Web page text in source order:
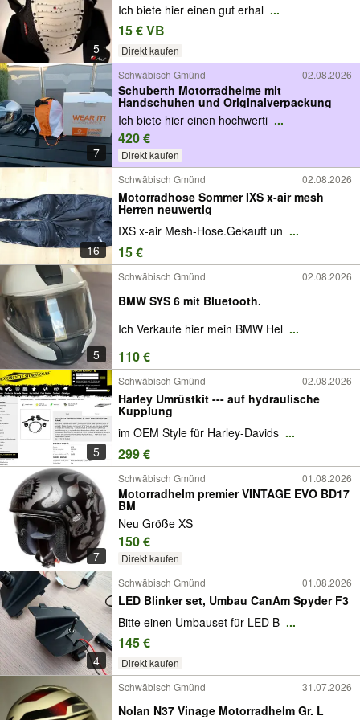
5
Ich biete hier einen gut erhal ...
15 € VB
Direkt kaufen
7
Schwäbisch Gmünd 02.08.2026
Schuberth Motorradhelme mit
Handschuhen und Originalverpackung
Ich biete hier einen hochwerti ...
420 €
Direkt kaufen
16
Schwäbisch Gmünd 02.08.2026
Motorradhose Sommer IXS x-air mesh
Herren neuwertig
IXS x-air Mesh-Hose.Gekauft un ...
15 €
5
Schwäbisch Gmünd 02.08.2026
BMW SYS 6 mit Bluetooth.
Ich Verkaufe hier mein BMW Hel ...
110 €
5
Schwäbisch Gmünd 02.08.2026
Harley Umrüstkit --- auf hydraulische
Kupplung
im OEM Style für Harley-Davids ...
299 €
7
Schwäbisch Gmünd 01.08.2026
Motorradhelm premier VINTAGE EVO BD17
BM
Neu Größe XS
150 €
Direkt kaufen
4
Schwäbisch Gmünd 01.08.2026
LED Blinker set, Umbau CanAm Spyder F3
Bitte einen Umbauset für LED B ...
145 €
Direkt kaufen
Schwäbisch Gmünd 31.07.2026
Nolan N37 Vinage Motorradhelm Gr. L